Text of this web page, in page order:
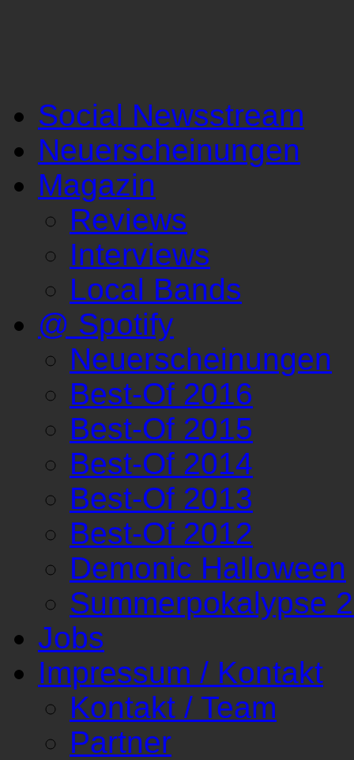
Social Newsstream
Neuerscheinungen
Magazin
Reviews
Interviews
Local Bands
@ Spotify
Neuerscheinungen
Best-Of 2016
Best-Of 2015
Best-Of 2014
Best-Of 2013
Best-Of 2012
Demonic Halloween
Summerpokalypse
Jobs
Impressum / Kontakt
Kontakt / Team
Partner